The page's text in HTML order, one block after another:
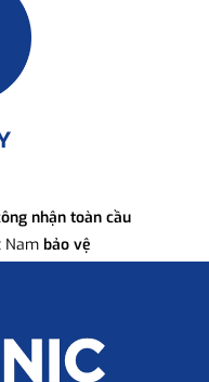
nhận toàn cầu
Nam bảo vệ